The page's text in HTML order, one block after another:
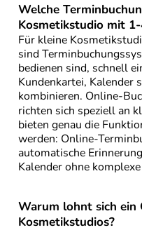
Welche
Kosmetikstudio mit
Für kleine
sind
bedienen sind, schnell
Kundenkartei, Kalender
kombinieren. Online-
richten sich speziell an
bieten genau die
werden: Online-
automatische
Kalender ohne
Warum lohnt sich ein
Kosmetikstudios?